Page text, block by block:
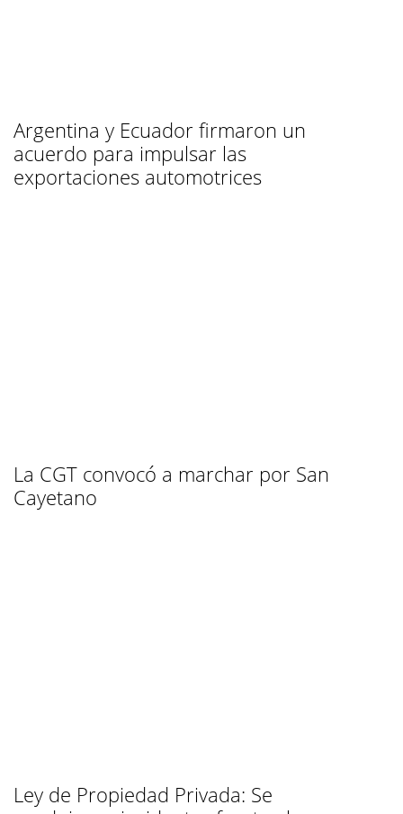
Argentina y Ecuador firmaron un
acuerdo para impulsar las
exportaciones automotrices
La CGT convocó a marchar por San
Cayetano
Ley de Propiedad Privada: Se